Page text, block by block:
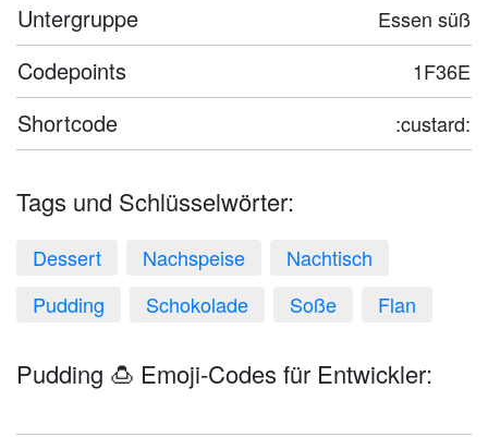
Untergruppe Essen süß
Codepoints 1F36E
Shortcode :custard:
Tags und Schlüsselwörter:
Dessert Nachspeise
Nachtisch
Pudding
Schokolade Soße Flan
Pudding 🍮 Emoji-Codes für Entwickler: